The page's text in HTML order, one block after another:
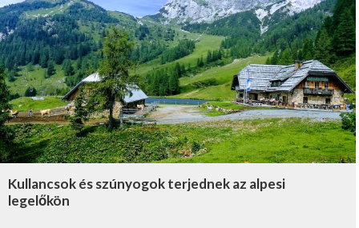
Kullancsok és szúnyogok terjednek az alpesi
legelőkön